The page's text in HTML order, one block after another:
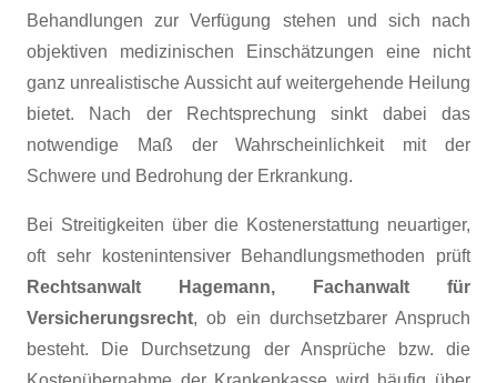
Behandlungen zur Verfügung stehen und sich nach
objektiven medizinischen Einschätzungen eine nicht
ganz unrealistische Aussicht auf weitergehende Heilung
bietet. Nach der Rechtsprechung sinkt dabei das
notwendige Maß der Wahrscheinlichkeit mit der
Schwere und Bedrohung der Erkrankung.
Bei Streitigkeiten über die Kostenerstattung neuartiger,
oft sehr kostenintensiver Behandlungsmethoden prüft
Rechtsanwalt Hagemann, Fachanwalt für
Versicherungsrecht, ob ein durchsetzbarer Anspruch
besteht. Die Durchsetzung der Ansprüche bzw. die